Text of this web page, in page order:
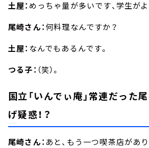
土屋： めっちゃ量が多いです、学生が
尾崎さん：何料理なんですか？
土屋： なんでもあるんです。
つる子： （笑）。
国立「いんでぃ庵」常連だった
げ疑惑！？
尾崎さん： あと、もう一つ喫茶店があ